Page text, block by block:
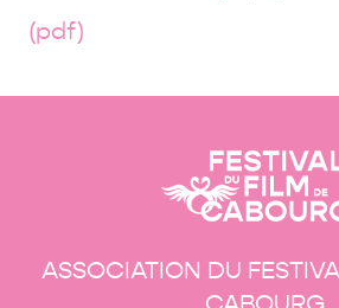
(pdf)
ASSOCIATION DU